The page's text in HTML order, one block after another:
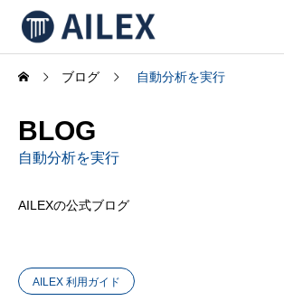
ブログ 自動分析を実行
BLOG
自動分析を実行
AILEXの公式ブログ
AILEX 利用ガイド